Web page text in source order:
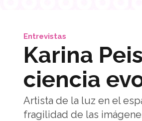
Entrevistas
Karina
ciencia
Artista de la luz en el
fragilidad de las